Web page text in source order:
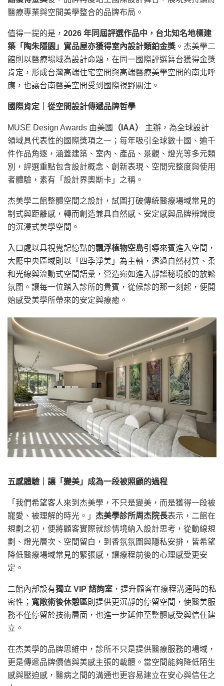
醫療專業與空間美學整合的品牌布局。
值得一提的是， 2026 年同屆評選作品中，台北知名地標建
築「陶朱隱園」實品屋亦獲得室內設計類鉑金獎 。杰美學二
館則以醫療場域為設計命題，在同一國際評選舞台獲得金獎
肯定，形成台灣高端住宅空間與高端醫療美學空間的南北呼
應，也讓台南醫美空間受到國際視野關注。
國際肯定｜從空間設計傳遞品牌哲學
MUSE Design Awards 由美國 （IAA）
主辦，為全球設計
領域具代表性的國際獎項之一；每年吸引全球數十國、逾千
件作品角逐，涵蓋建築、室內、產品、景觀、燈光等多元類
別，評選重點包含設計概念、創新表現、空間完整度與使用
者體驗，素有「設計界奧斯卡」之稱。
杰美學二館整體空間之設計，試圖打破傳統醫療場域常見的
制式與距離感，轉而創造兼具自然感、安定感與品牌辨識度
的沉浸式美學空間。
入口處以具視覺記憶點的飄浮植物空島引導來賓進入空間，
大廳中央區域則以「四季淨美」為主軸，透過自然材質、柔
和光線與流動式空間語彙，營造宛如進入靜謐秘境般的放鬆
氛圍。讓每一位踏入診所的貴賓，從候診的那一刻起，便開
始感受美學所帶來的安定與療癒。
五感體驗｜讓「變美」成為一段被照顧的過程
「我們希望客人來到杰美學，不只是變美，而是獲得一段被
寵愛、被理解的時光。」 杰美學診所周杰院長表示，二館在
規劃之初，便將顧客實際就診情境納入設計思考，從動線規
劃、燈光層次、空間留白，到香氛氛圍與隱私安排，皆希望
降低醫療場域常見的緊張感，讓療程前後的心理感受更安
定。
二館內部設有獨立 VIP 諮詢室 ，提升顧客在療程溝通時的私
密性； 寬敞術後休憩區則提供更沉靜的停留空間，使醫美服
務不僅停留於技術層面，也進一步延伸至整體感受與信任建
立。
在杰美學的品牌思維中，診所不只是提供醫療服務的場域，
更是傳遞品牌價值與美感主張的載體。當空間能夠降低陌生
感與壓迫感，醫病之間的溝通也更容易建立在安心與信任之